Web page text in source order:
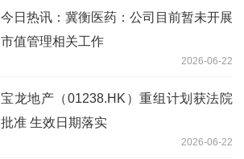
今日热讯：冀衡医药：公司目前暂未开展
市值管理相关工作
2026-06-22
宝龙地产（01238.HK）重组计划获法院
批准 生效日期落实
2026-06-22